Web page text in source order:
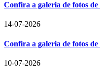
Confira a galeria de fotos
14-07-2026
Confira a galeria de fotos
10-07-2026